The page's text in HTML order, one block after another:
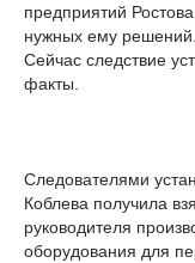
предприятий
нужных ему
Сейчас следствие
факты.
Следователями
Коблева получила
руководителя
оборудования для